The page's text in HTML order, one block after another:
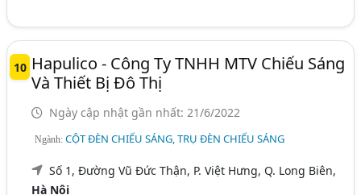
10 Hapulico - Công Ty TNHH MTV Chiếu Sáng
Và Thiết Bị Đô Thị
Ngày cập nhật gần nhất: 21/6/2022
Ngành:CỘT ĐÈN CHIẾU SÁNG, TRỤ ĐÈN CHIẾU SÁNG
Số 1, Đường Vũ Đức Thận, P. Việt Hưng, Q. Long Biên,
Hà Nội